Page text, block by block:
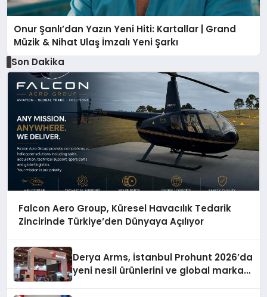
Onur Şanlı’dan Yazın Yeni Hiti: Kartallar | Grand
Müzik & Nihat Ulaş İmzalı Yeni Şarkı
Son Dakika
Falcon Aero Group, Küresel Havacılık Tedarik
Zincirinde Türkiye’den Dünyaya Açılıyor
Derya Arms, İstanbul Prohunt 2026’da
yeni nesil ürünlerini ve global marka